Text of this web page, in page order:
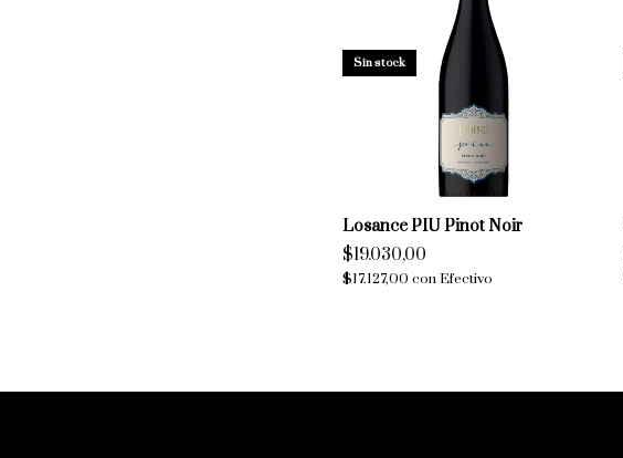
Sin stock
Losance PIU Pinot Noir
$19.030,00
$17.127,00 conEfectivo